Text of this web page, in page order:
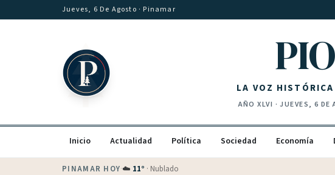
Saltar al contenidoJueves, 6 De Agosto · Pinamar
LA VOZ
AÑOXLVI ·JUEVES, 6 DE
Inicio Actualidad Política Sociedad Economía
PINAMAR HOY·💵 Dólar blue$1540